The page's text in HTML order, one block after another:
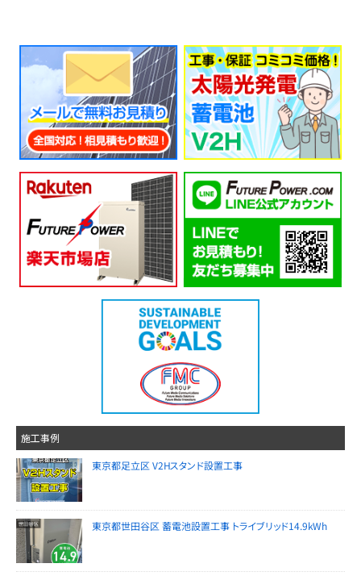
施工事例
東京都足立区 V2Hスタンド設置工事
東京都世田谷区 蓄電池設置工事 トライブリッド14.9kWh